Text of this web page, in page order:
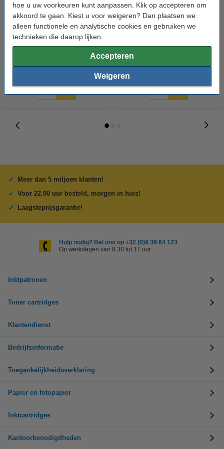
hoe u uw voorkeuren kunt aanpassen. Klik op accepteren om
akkoord te gaan. Kiest u voor weigeren? Dan plaatsen we
alleen functionele en analytische cookies en gebruiken we
technieken die daarop lijken.
Accepteren
Weigeren
123accu Xtreme Power MN1500
Penlite AA batterij 24 stuks
123inkt kopieerpapier 1 pak van
Meer dan 5 miljoen klanten!
Voor 22.00 uur besteld, morgen in huis!
Laagsteprijsgarantie!
Hulp nodig? Bel ons op +32 (0)9 39 64 123
Op werkdagen van 8.30 tot 17 uur
Inktpatronen
Toner cartridges
Klantendienst
Bedrijfsinformatie
Toegankelijkheidsverklaring
Papier en fotopapier
Inktcartridges
Kantoorbenodigdheden